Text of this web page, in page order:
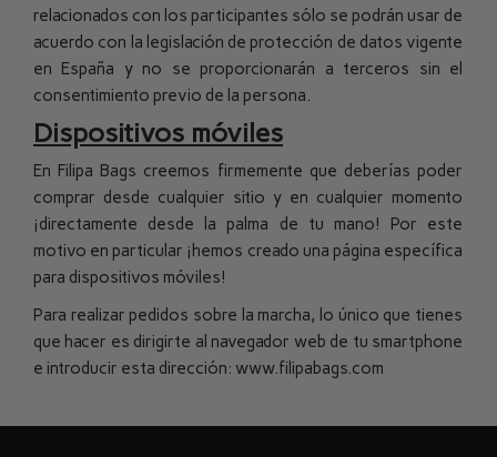
relacionados con los participantes sólo se podrán usar de
acuerdo con la legislación de protección de datos vigente
en España y no se proporcionarán a terceros sin el
consentimiento previo de la persona.
Dispositivos móviles
En Filipa Bags creemos firmemente que deberías poder
comprar desde cualquier sitio y en cualquier momento
¡directamente desde la palma de tu mano! Por este
motivo en particular ¡hemos creado una página específica
para dispositivos móviles!
Para realizar pedidos sobre la marcha, lo único que tienes
que hacer es dirigirte al navegador web de tu smartphone
e introducir esta dirección: www.filipabags.com